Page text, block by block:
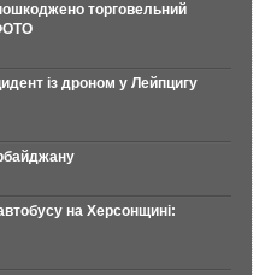
торговельний
із дроном у Лейпцигу
на Херсонщині: